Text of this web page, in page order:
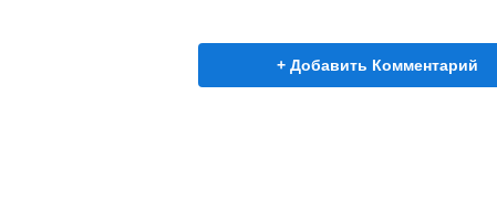
+ Добавить Комментарий